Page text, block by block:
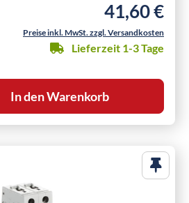
Regulärer
41,60 €
Preise inkl. MwSt. zzgl. Versandkosten
Lieferzeit 1-3 Tage
In den Warenkorb